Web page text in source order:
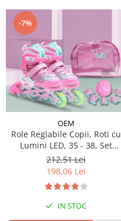
-7%
OEM
Role Reglabile Copii, Roti cu
Lumini LED, 35 - 38, Set
Protectie - ROZ
212,51 Lei
198,06 Lei
IN STOC